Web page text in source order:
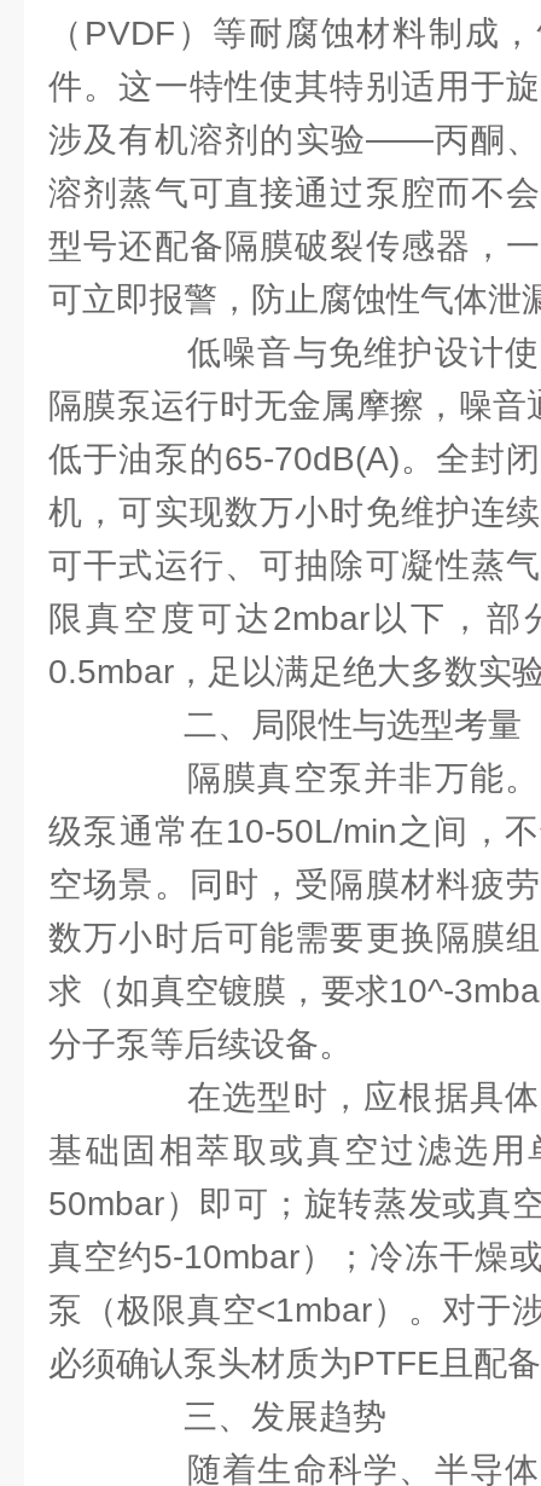
（PVDF）等耐腐蚀材料制成
件。这一特性使其特别适用于
涉及有机溶剂的实验——丙酮
溶剂蒸气可直接通过泵腔而不
型号还配备隔膜破裂传感器，
可立即报警，防止腐蚀性气体泄
低噪音与免维护设计使
隔膜泵运行时无金属摩擦，噪
低于油泵的65-70dB(A)。全封
机，可实现数万小时免维护连
可干式运行、可抽除可凝性蒸
限真空度可达2mbar以下，部
0.5mbar，足以满足绝大多数实
二、局限性与选型考量
隔膜真空泵并非万能。
级泵通常在10-50L/min之间，
空场景。同时，受隔膜材料疲
数万小时后可能需要更换隔膜
求（如真空镀膜，要求10^-
分子泵等后续设备。
在选型时，应根据具体
基础固相萃取或真空过滤选
50mbar）即可；旋转蒸发或真
真空约5-10mbar）；冷冻干燥
泵（极限真空<1mbar）。对于
必须确认泵头材质为PTFE且配
三、发展趋势
随着生命科学、半导体